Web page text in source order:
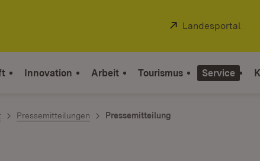
Extern:
Landesportal
Innovation Arbeit Tourismus Service
Pressemitteilungen Pressemitteilung